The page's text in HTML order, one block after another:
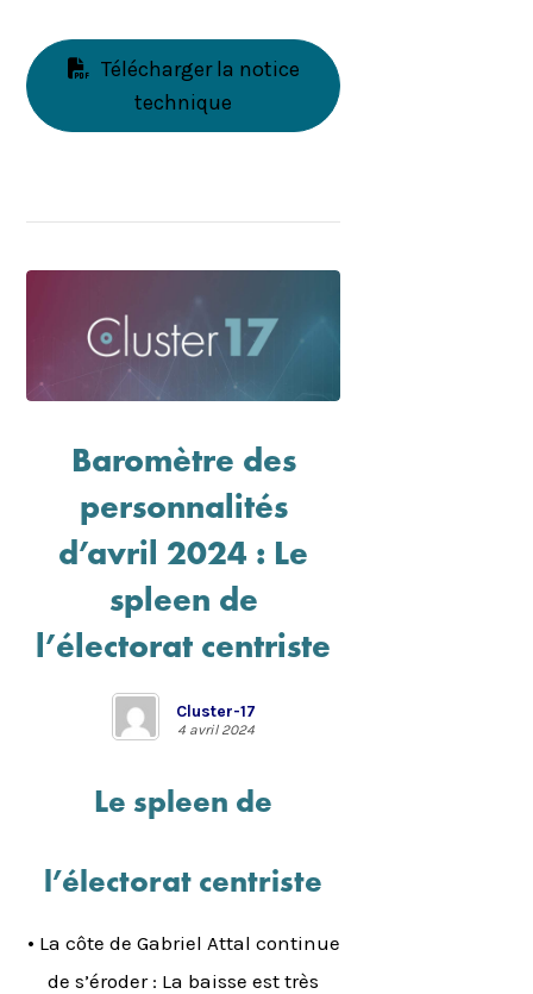
Télécharger la notice
technique
Baromètre des
personnalités
d’avril 2024 : Le
spleen de
l’électorat centriste
Cluster-17
4 avril 2024
Le spleen de
l’électorat centriste
• La côte de Gabriel Attal continue
de s’éroder : La baisse est très